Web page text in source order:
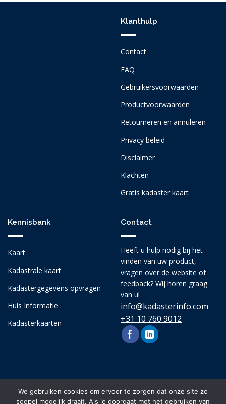
Klanthulp
Contact
FAQ
Gebruikersvoorwaarden
Productvoorwaarden
Retourneren en annuleren
Privacy beleid
Disclaimer
Klachten
Gratis kadaster kaart
Kennisbank
Kaart
Kadastrale kaart
Kadastergegevens opvragen
Huis Informatie
Kadasterkaarten
Contact
Heeft u hulp nodig bij het
vinden van uw product,
vragen over de website of
feedback? Wij horen graag
van u!
info@kadasterinfo.com
+31 10 760 9012
We gebruiken cookies om ervoor te zorgen dat onze site zo
soepel mogelijk draait. Als je doorgaat met het gebruiken van